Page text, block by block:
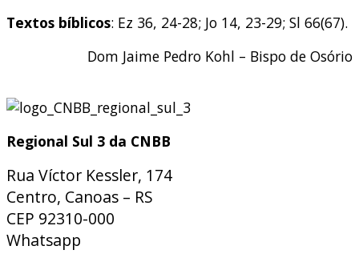
Textos bíblicos: Ez 36, 24-28; Jo 14, 23-29; Sl 66(67).
Dom Jaime Pedro Kohl – Bispo de Osório
Regional Sul 3 da CNBB
Rua Víctor Kessler, 174
Centro, Canoas – RS
CEP 92310-000
Whatsapp